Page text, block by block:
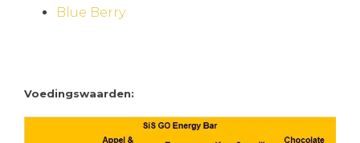
Blue Berry
Voedingswaarden: